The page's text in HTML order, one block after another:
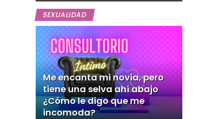
SEXUALIDAD
Me encanta mi novia, pero
tiene una selva ahí abajo
¿Cómo le digo que me
incomoda?